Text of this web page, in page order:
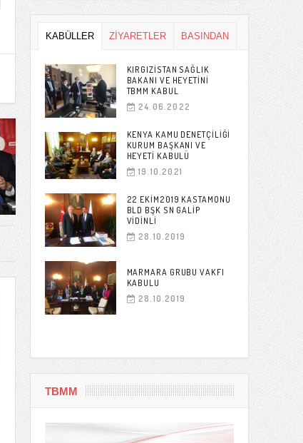
KABÜLLER ZİYARETLER BASINDAN
KIRGIZISTAN SAĞLIK
BAKANI VE HEYETINI
TBMM KABUL
24.06.2022
KENYA KAMU DENETÇILIĞI
KURUM BAŞKANI VE
HEYETI KABULÜ
19.10.2021
22 EKIM2019 KASTAMONU
BLD BŞK SN GALIP
VIDINLI
28.10.2019
MARMARA GRUBU VAKFI
KABULU
28.10.2019
TBMM